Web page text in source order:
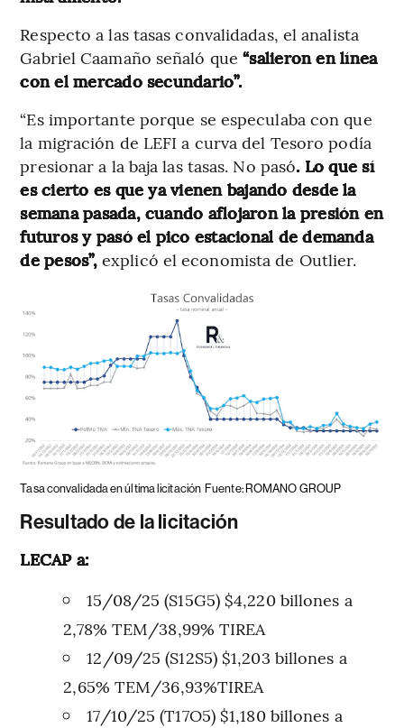
Respecto a las tasas convalidadas, el analista
Gabriel Caamaño señaló que“salieron en línea
con el mercado secundario”.
“Es importante porque se especulaba con que
la migración de LEFI a curva del Tesoro podía
presionar a la baja las tasas. No pasó. Lo que sí
es cierto es que ya vienen bajando desde la
semana pasada, cuando aflojaron la presión en
futuros y pasó el pico estacional de demanda
de pesos”,explicó el economista de Outlier.
Tasa convalidada en última licitación Fuente: ROMANO GROUP
Resultado de la licitación
LECAP a:
15/08/25 (S15G5) $4,220 billones a
2,78% TEM/38,99% TIREA
12/09/25 (S12S5) $1,203 billones a
2,65% TEM/36,93%TIREA
17/10/25 (T17O5) $1,180 billones a